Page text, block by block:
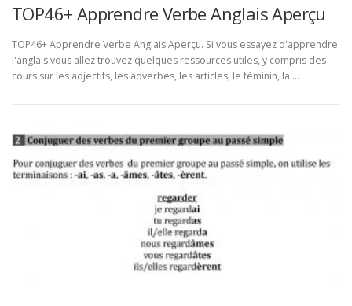
TOP46+ Apprendre Verbe Anglais Aperçu
TOP46+ Apprendre Verbe Anglais Aperçu. Si vous essayez d'apprendre
l'anglais vous allez trouvez quelques ressources utiles, y compris des
cours sur les adjectifs, les adverbes, les articles, le féminin, la …